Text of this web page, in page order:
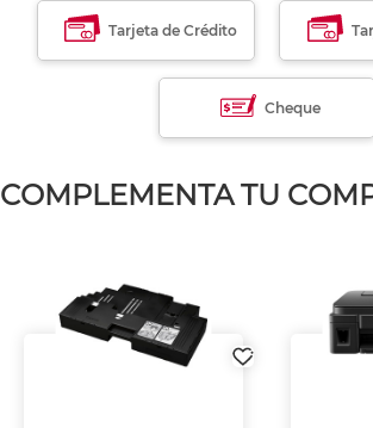
Tarjeta de Crédito
Cheque
COMPLEMENTA TU